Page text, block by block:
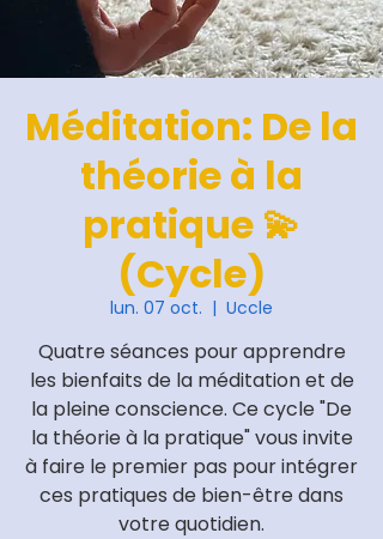
Méditation: De la
théorie à la
pratique 💫
(Cycle)
lun. 07 oct.
  |
Uccle
Quatre séances pour apprendre
les bienfaits de la méditation et de
la pleine conscience. Ce cycle "De
la théorie à la pratique" vous invite
à faire le premier pas pour intégrer
ces pratiques de bien-être dans
votre quotidien.